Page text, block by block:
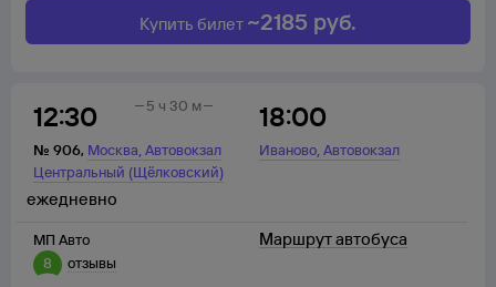
Купить билет ~2185 руб.
12:30
№ 906, Москва,Автовокзал
Центральный (Щёлковский)
18:00
Иваново,Автовокзал
5 ч 30 м
МП Авто
8
отзывы
ежедневно
Маршрут автобуса